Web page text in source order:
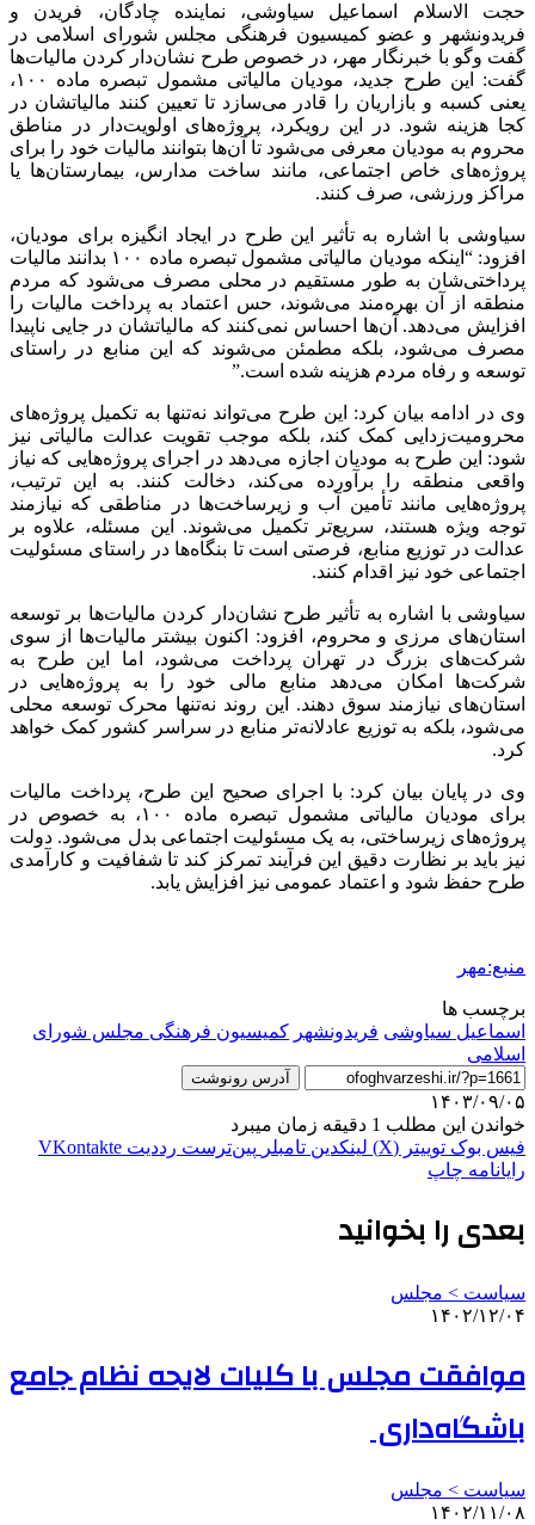
حجت الاسلام اسماعیل سیاوشی، نماینده چادگان، فریدن و
فریدونشهر
و عضو کمیسیون فرهنگی مجلس شورای اسلامی در
گفت وگو با خبرنگار مهر، در خصوص طرح نشان‌دار کردن مالیات‌ها
گفت: این طرح جدید، مودیان
مالیاتی مشمول تبصره ماده ۱۰۰،
یعنی کسبه و بازاریان را قادر می‌سازد تا تعیین کنند مالیاتشان در
کجا هزینه شود. در این رویکرد، پروژه‌های اولویت‌دار در مناطق
محروم به مودیان معرفی می‌شود تا آن‌ها بتوانند مالیات خود را برای
پروژه‌های خاص اجتماعی، مانند ساخت مدارس، بیمارستان‌ها یا
مراکز ورزشی، صرف کنند.
سیاوشی با اشاره به تأثیر این طرح در ایجاد انگیزه برای مودیان،
افزود: “اینکه مودیان
مالیاتی مشمول تبصره ماده ۱۰۰ بدانند مالیات
پرداختی‌شان به طور مستقیم در محلی مصرف می‌شود که مردم
منطقه از آن بهره‌مند می‌شوند، حس اعتماد به پرداخت مالیات را
افزایش می‌دهد. آن‌ها احساس نمی‌کنند که مالیاتشان در جایی ناپیدا
مصرف می‌شود، بلکه مطمئن می‌شوند که این منابع در راستای
توسعه و رفاه مردم هزینه شده است.”
وی در ادامه بیان کرد: این طرح می‌تواند نه‌تنها به تکمیل پروژه‌های
محرومیت‌زدایی کمک کند، بلکه موجب تقویت عدالت مالیاتی نیز
شود: این طرح به مودیان اجازه می‌دهد در اجرای پروژه‌هایی که نیاز
واقعی منطقه را برآورده می‌کند، دخالت کنند. به این ترتیب،
پروژه‌هایی مانند تأمین آب و زیرساخت‌ها در مناطقی که نیازمند
توجه ویژه هستند، سریع‌تر تکمیل می‌شوند. این مسئله، علاوه بر
عدالت در توزیع منابع، فرصتی است تا بنگاه‌ها در راستای مسئولیت
اجتماعی خود نیز اقدام کنند.
سیاوشی با اشاره به تأثیر طرح نشان‌دار کردن مالیات‌ها بر توسعه
استان‌های مرزی و محروم، افزود: اکنون بیشتر مالیات‌ها از سوی
شرکت‌های بزرگ در تهران پرداخت می‌شود، اما این طرح به
شرکت‌ها امکان می‌دهد منابع مالی خود را به پروژه‌هایی در
استان‌های نیازمند سوق دهند. این روند نه‌تنها محرک توسعه محلی
می‌شود، بلکه به توزیع عادلانه‌تر منابع در سراسر کشور کمک خواهد
کرد.
وی در پایان بیان کرد: با اجرای صحیح این طرح، پرداخت مالیات
برای مودیان
مالیاتی مشمول تبصره ماده ۱۰۰، به خصوص در
پروژه‌های زیرساختی، به یک مسئولیت اجتماعی بدل می‌شود. دولت
نیز باید بر نظارت دقیق این فرآیند تمرکز کند تا شفافیت و کارآمدی
طرح حفظ شود و اعتماد عمومی نیز افزایش یابد.
منبع:مهر
برچسب ها
اسماعیل سیاوشی فریدونشهر کمیسیون فرهنگی مجلس شورای
اسلامی
آدرس رونوشت
۱۴۰۳/۰۹/۰۵
خواندن این مطلب 1 دقیقه زمان میبرد
فیس بوک توییتر (X) لینکدین ‫تامبلر ‫پین‌ترست ‫رددیت ‫VKontakte
رایانامه چاپ
بعدی را بخوانید
سیاست > مجلس
۱۴۰۲/۱۲/۰۴
موافقت مجلس با کلیات لایحه نظام جامع
باشگاه‌داری
سیاست > مجلس
۱۴۰۲/۱۱/۰۸